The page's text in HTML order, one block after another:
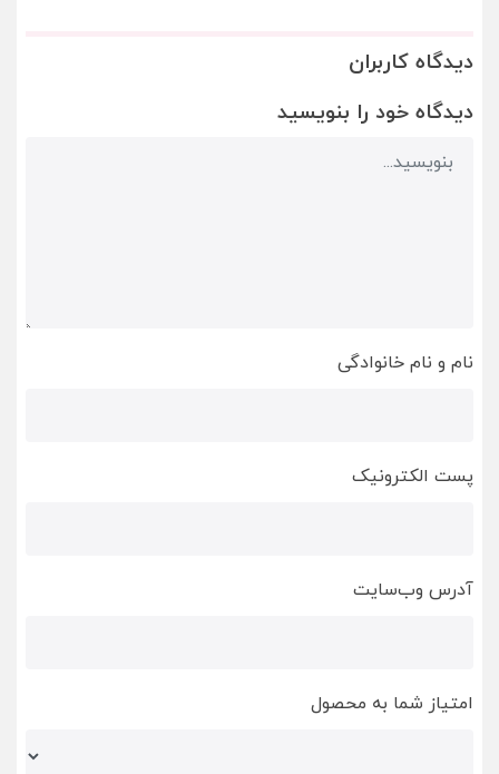
دیدگاه کاربران
دیدگاه خود را بنویسید
نام و نام خانوادگی
پست الکترونیک
آدرس وب‌سایت
امتیاز شما به محصول